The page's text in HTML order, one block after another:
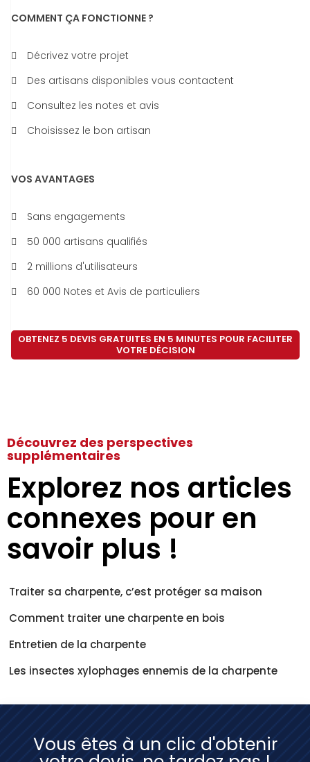
COMMENT ÇA FONCTIONNE ?
Décrivez votre projet
Des artisans disponibles vous contactent
Consultez les notes et avis
Choisissez le bon artisan
VOS AVANTAGES
Sans engagements
50 000 artisans qualifiés
2 millions d'utilisateurs
60 000 Notes et Avis de particuliers
OBTENEZ 5 DEVIS GRATUITES EN 5 MINUTES POUR FACILITER
VOTRE DÉCISION
Découvrez des perspectives
supplémentaires
Explorez nos articles
connexes pour en
savoir plus !
Traiter sa charpente, c’est protéger sa maison
Comment traiter une charpente en bois
Entretien de la charpente
Les insectes xylophages ennemis de la charpente
Vous êtes à un clic d'obtenir